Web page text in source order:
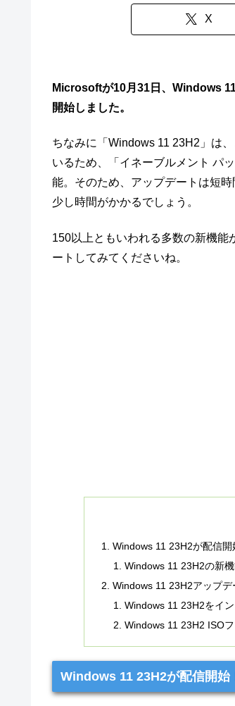
X
Microsoftが10月31日、Windows
開始しました。
ちなみに「Windows 11 23H2」は
いるため、「イネーブルメント パ
能。そのため、アップデートは短
少し時間がかかるでしょう。
150以上ともいわれる多数の新機
ートしてみてくださいね。
Windows 11 23H2が配信
Windows 11 23H2の新
Windows 11 23H2アップ
Windows 11 23H2をイ
Windows 11 23H2 ISO
Windows 11 23H2が配信開